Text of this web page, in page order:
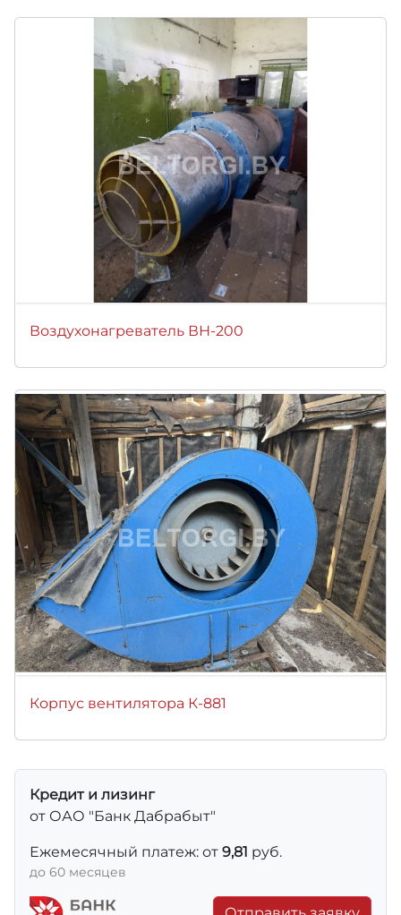
Воздухонагреватель ВН-200
Корпус вентилятора К-881
Кредит и лизинг
от ОАО "Банк Дабрабыт"
Ежемесячный платеж: от 9,81 руб.
до 60 месяцев